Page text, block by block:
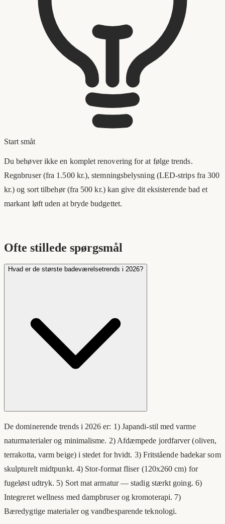
Start småt
Du behøver ikke en komplet renovering for at følge trends.
Regnbruser (fra 1.500 kr.), stemningsbelysning (LED-strips fra 300
kr.) og sort tilbehør (fra 500 kr.) kan give dit eksisterende bad et
markant løft uden at bryde budgettet.
Ofte stillede spørgsmål
Hvad er de største badeværelsetrends i 2026?
De dominerende trends i 2026 er: 1) Japandi-stil med varme
naturmaterialer og minimalisme. 2) Afdæmpede jordfarver (oliven,
terrakotta, varm beige) i stedet for hvidt. 3) Fritstående badekar som
skulpturelt midtpunkt. 4) Stor-format fliser (120x260 cm) for
fugeløst udtryk. 5) Sort mat armatur — stadig stærkt going. 6)
Integreret wellness med dampbruser og kromoterapi. 7)
Bæredygtige materialer og vandbesparende teknologi.